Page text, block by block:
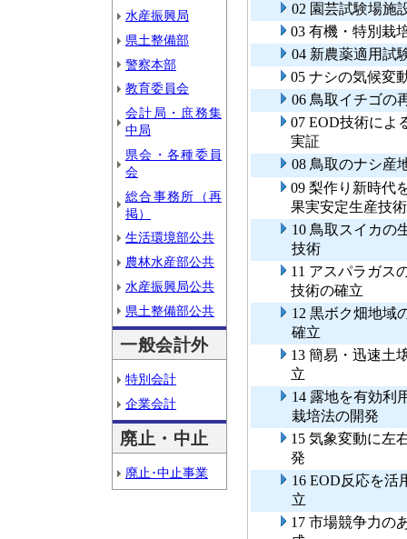
水産振興局
県土整備部
警察本部
教育委員会
会計局・庶務集
中局
県会・各種委員
会
総合事務所（再
掲）
生活環境部公共
農林水産部公共
水産振興局公共
県土整備部公共
一般会計外
特別会計
企業会計
廃止・中止
廃止･中止事業
02 園芸試験場施
03 有機・特別栽
04 新農薬適用試
05 ナシの気候変
06 鳥取イチゴの
07 EOD技術によ
実証
08 鳥取のナシ産
09 梨作り新時代
果実安定生産技
10 鳥取スイカの
技術
11 アスパラガス
技術の確立
12 黒ボク畑地域
確立
13 簡易・迅速土
立
14 露地を有効利
栽培法の開発
15 気象変動に左
発
16 EOD反応を活
立
17 市場競争力の